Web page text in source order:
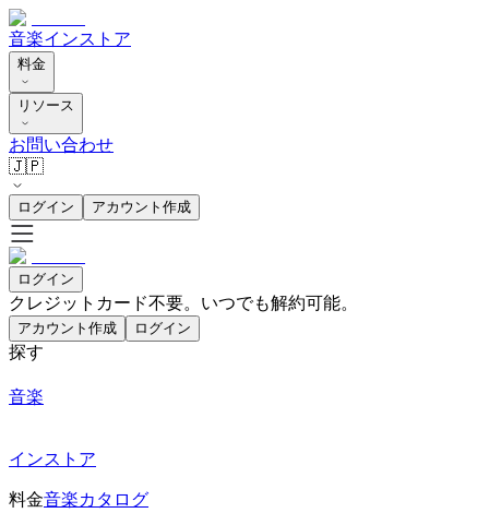
音楽インストア
料金
リソース
お問い合わせ
🇯🇵
ログイン アカウント作成
ログイン
クレジットカード不要。いつでも解約可能。
アカウント作成 ログイン
探す
音楽
インストア
料金音楽カタログ